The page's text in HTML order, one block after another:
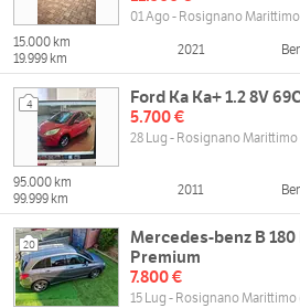
01 Ago - Rosignano
15.000 km
19.999 km
2021
4
Ford Ka Ka+ 1.2 8V
5.700 €
28 Lug - Rosignano Marittimo
95.000 km
99.999 km
2011
20
Mercedes-benz B 180
Premium
7.800 €
15 Lug - Rosignano Marittimo